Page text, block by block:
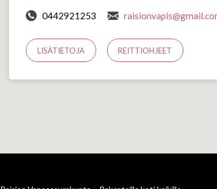
0442921253
LISÄTIETOJA REITTIOHJEET